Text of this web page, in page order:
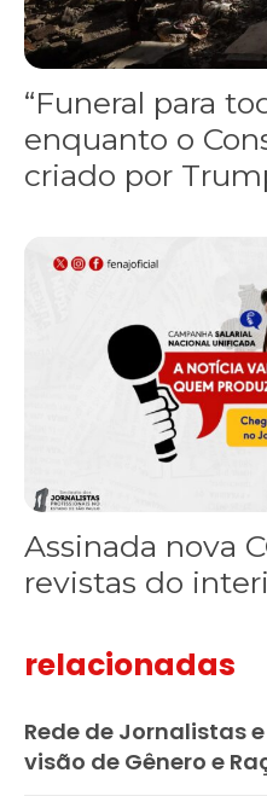
“Funeral para
enquanto o
criado por
Assinada nova CCT de
Assinada nova
revistas do
relacionadas
Rede de Jornalistas
visão de Gênero e